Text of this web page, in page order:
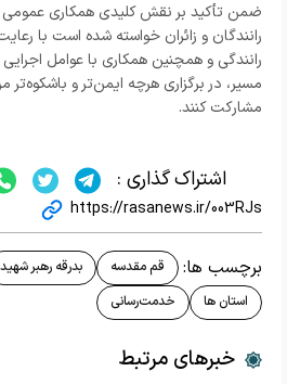
ضمن تأکید بر نقش کلیدی همکاری عمومی
رانندگان و زائران خواسته شده است با
رانندگی و همچنین همکاری با عوامل
مسیر، در برگزاری هرچه ایمن‌تر و باشکوه‌تر
مشارکت کنند.
اشتراک گذاری :
https://rasanews.ir/003RJs
برچسب ها: قم مقدسه بدرقه رهبر شهید
استان ها
خدمت‌رسانی
خبرهای مرتبط